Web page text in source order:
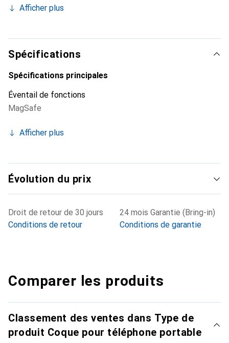
smartphone. La marque Noreve est reconnue
reste toujours un bon choix pour le client exigeant.
Afficher plus
Spécifications
Spécifications principales
Éventail de fonctions
MagSafe
Afficher plus
Évolution du prix
Droit de retour de 30 jours
Conditions de retour
24 mois Garantie (Bring-in)
Conditions de garantie
Comparer les produits
Classement des ventes dans Type de
produit Coque pour téléphone portable